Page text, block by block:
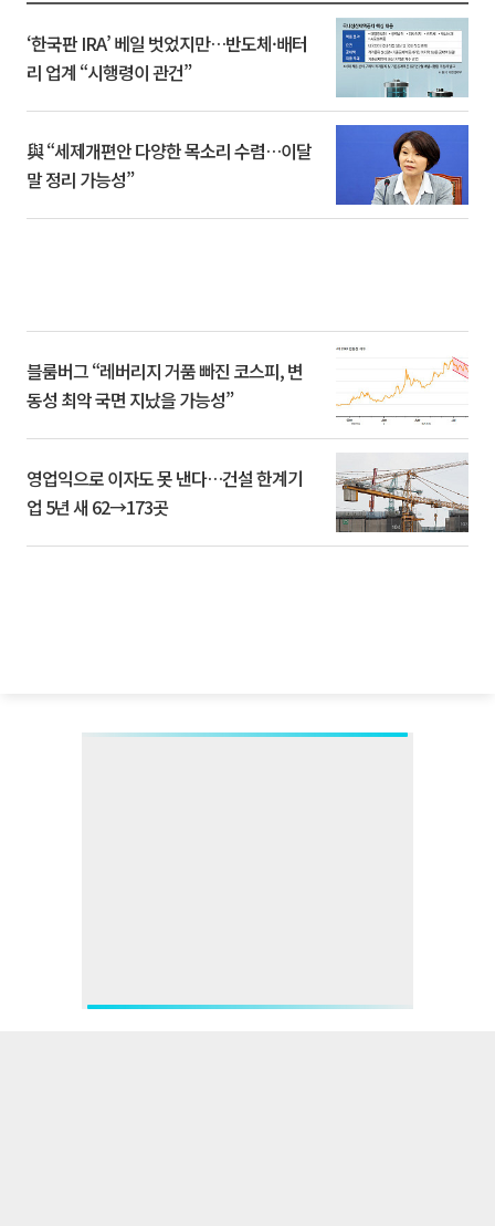
‘한국판 IRA’ 베일 벗었지만…반도체·배터
리 업계 “시행령이 관건”
與 “세제개편안 다양한 목소리 수렴…이달
말 정리 가능성”
블룸버그 “레버리지 거품 빠진 코스피, 변
동성 최악 국면 지났을 가능성”
영업익으로 이자도 못 낸다…건설 한계기
업 5년 새 62→173곳